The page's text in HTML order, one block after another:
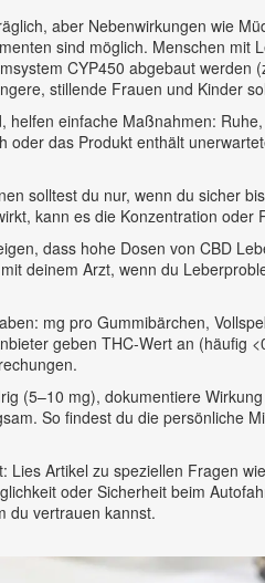
aber Nebenwirkungen wie
sind möglich. Menschen mit
CYP450 abgebaut werden
stillende Frauen und Kinder
helfen einfache Maßnahmen:
oder das Produkt enthält
solltest du nur, wenn du sicher
kann es die Konzentration oder
dass hohe Dosen von CBD
deinem Arzt, wenn du
mg pro Gummibärchen,
geben THC‑Wert an (häufig
(5–10 mg), dokumentiere
So findest du die persönliche
Lies Artikel zu speziellen Fragen
oder Sicherheit beim
du vertrauen kannst.